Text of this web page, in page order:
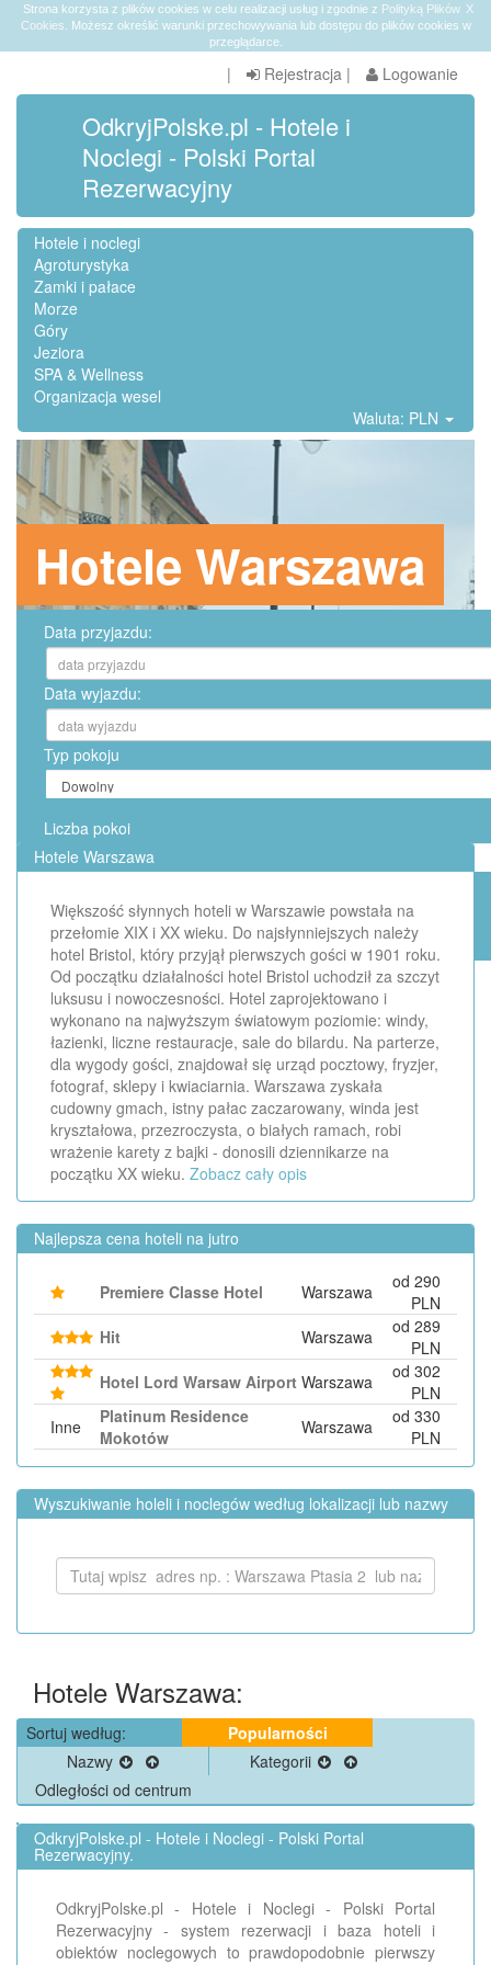
X
Strona korzysta z plików cookies w celu realizacji usług i zgodnie z Polityką Plików
Cookies . Możesz określić warunki przechowywania lub dostępu do plików cookies w
przeglądarce.
| Rejestracja | Logowanie
OdkryjPolske.pl - Hotele i
Noclegi - Polski Portal
Rezerwacyjny
Hotele i noclegi
Agroturystyka
Zamki i pałace
Morze
Góry
Jeziora
SPA & Wellness
Organizacja wesel
Waluta: PLN
Hotele Warszawa
Data przyjazdu:
Data wyjazdu:
Typ pokoju
Liczba pokoi
Hotele Warszawa
Większość słynnych hoteli w Warszawie powstała na
przełomie XIX i XX wieku. Do najsłynniejszych należy
hotel Bristol, który przyjął pierwszych gości w 1901 roku.
Od początku działalności hotel Bristol uchodził za szczyt
luksusu i nowoczesności. Hotel zaprojektowano i
wykonano na najwyższym światowym poziomie: windy,
łazienki, liczne restauracje, sale do bilardu. Na parterze,
dla wygody gości, znajdował się urząd pocztowy, fryzjer,
fotograf, sklepy i kwiaciarnia. Warszawa zyskała
cudowny gmach, istny pałac zaczarowany, winda jest
kryształowa, przezroczysta, o białych ramach, robi
wrażenie karety z bajki - donosili dziennikarze na
początku XX wieku. Zobacz cały opis
Najlepsza cena hoteli na jutro
Premiere Classe Hotel Warszawa
od 290
PLN
Hit
Warszawa
od 289
PLN
Hotel Lord Warsaw Airport Warszawa
od 302
PLN
Inne
Platinum Residence
Mokotów
Warszawa
od 330
PLN
Wyszukiwanie holeli i noclegów według lokalizacji lub nazwy
Hotele Warszawa:
Sortuj według:
Popularności
Nazwy
Kategorii
Odległości od centrum
OdkryjPolske.pl - Hotele i Noclegi - Polski Portal
Rezerwacyjny.
OdkryjPolske.pl - Hotele i Noclegi - Polski Portal
Rezerwacyjny - system rezerwacji i baza hoteli i
obiektów noclegowych to prawdopodobnie pierwszy